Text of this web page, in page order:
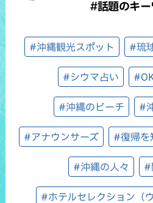
#話題のキー
#沖縄観光スポット #琉
#シウマ占い
#沖縄のビーチ #
#アナウンサーズ #復帰を
#沖縄の人々 #
#ホテルセレクション（